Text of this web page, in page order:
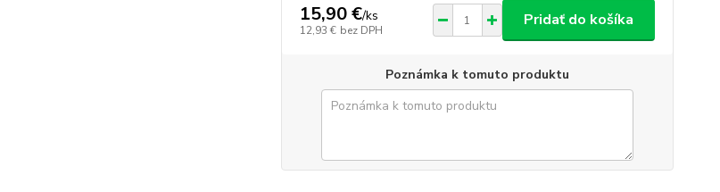
15,90 €/ks
12,93 € bez DPH
Pridať do košíka
Poznámka k tomuto produktu